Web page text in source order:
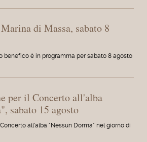
di Massa, sabato 8
benefico è in programma per sabato 8 agosto
per il Concerto all'alba
sabato 15 agosto
all'alba "Nessun Dorma" nel giorno di